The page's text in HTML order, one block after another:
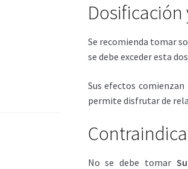
Se recomienda tomar
se debe exceder esta
Sus efectos
permite disfrutar de
No se debe tomar